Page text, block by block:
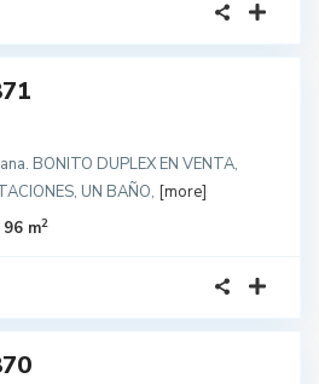
BONITO DUPLEX EN VENTA,
UN BAÑO, [more]
96 m2